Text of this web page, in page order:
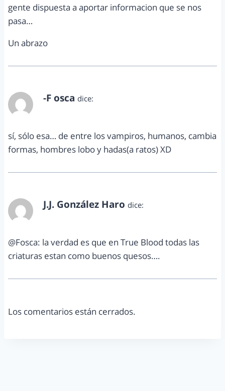
gente dispuesta a aportar informacion que se nos
pasa…
Un abrazo
-F osca dice:
sí, sólo esa… de entre los vampiros, humanos, cambia
formas, hombres lobo y hadas(a ratos) XD
J.J. González Haro dice:
@Fosca: la verdad es que en True Blood todas las
criaturas estan como buenos quesos….
Los comentarios están cerrados.